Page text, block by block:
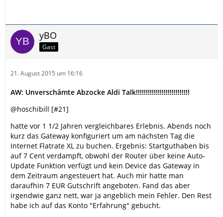
yBO
Gast
21. August 2015 um 16:16
AW: Unverschämte Abzocke Aldi Talk!!!!!!!!!!!!!!!!!!!!!!!!!!!
@hoschibill [#21]
hatte vor 1 1/2 Jahren vergleichbares Erlebnis. Abends noch
kurz das Gateway konfiguriert um am nächsten Tag die
Internet Flatrate XL zu buchen. Ergebnis: Startguthaben bis
auf 7 Cent verdampft, obwohl der Router über keine Auto-
Update Funktion verfügt und kein Device das Gateway in
dem Zeitraum angesteuert hat. Auch mir hatte man
daraufhin 7 EUR Gutschrift angeboten. Fand das aber
irgendwie ganz nett, war ja angeblich mein Fehler. Den Rest
habe ich auf das Konto "Erfahrung" gebucht.